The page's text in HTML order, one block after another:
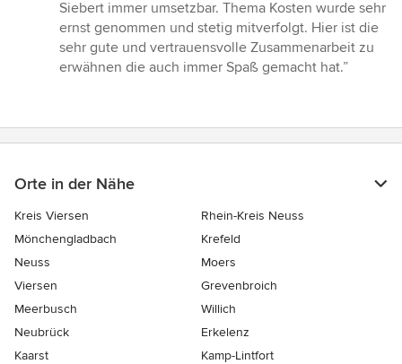
Siebert immer umsetzbar. Thema Kosten wurde sehr
ernst genommen und stetig mitverfolgt. Hier ist die
sehr gute und vertrauensvolle Zusammenarbeit zu
erwähnen die auch immer Spaß gemacht hat.”
Orte in der Nähe
Kreis Viersen
Rhein-Kreis Neuss
Mönchengladbach
Krefeld
Neuss
Moers
Viersen
Grevenbroich
Meerbusch
Willich
Neubrück
Erkelenz
Kaarst
Kamp-Lintfort